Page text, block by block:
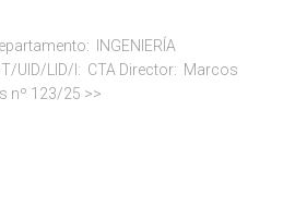
INGENIERÍA
UID/LID/I: CTA Director: Marcos
nº 123/25 >>